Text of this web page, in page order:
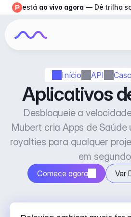
Início API
Aplicativos
Desbloqueie a
Mubert cria Apps de Saúde
royalties para qualquer
em
Comece agora Ver
está ao vivo agora — Dê trilha